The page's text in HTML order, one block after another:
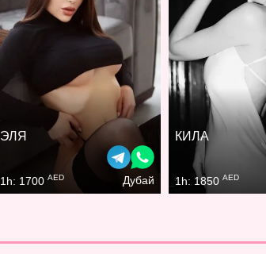
ЭЛЯ
1h: 1700AED Дубай
КИЛА
1h: 1850 AED